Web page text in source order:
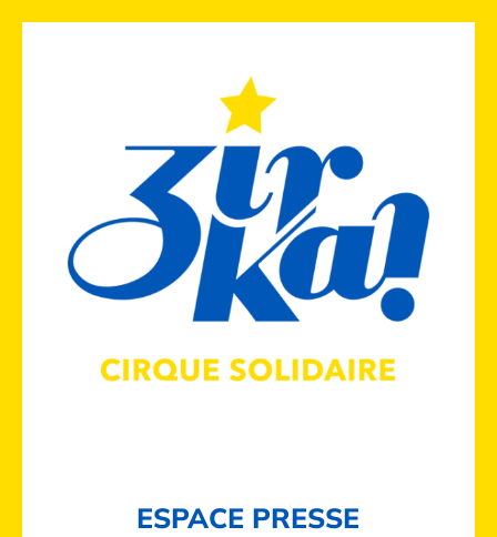
ESPACE PRESSE